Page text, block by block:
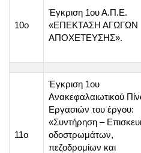
10o
Έγκριση 1ου Α.Π.Ε.
«ΕΠΕΚΤΑΣΗ ΑΓΩΓΩΝ
ΑΠΟΧΕΤΕΥΣΗΣ».
11o
Έγκριση 1ου
Ανακεφαλαιωτικού
Εργασιών του έργου:
«Συντήρηση –
οδοστρωμάτων,
πεζοδρομίων και